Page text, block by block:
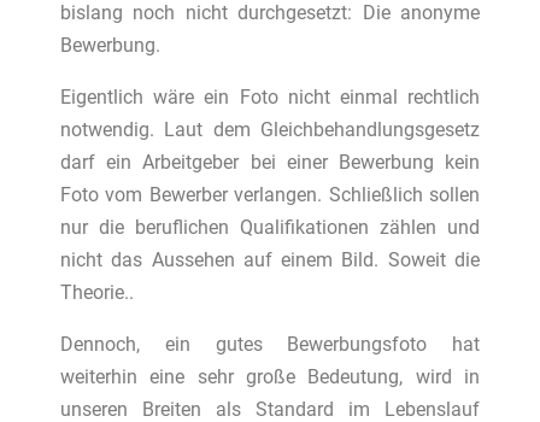
bislang noch nicht durchgesetzt: Die anonyme
Bewerbung.
Eigentlich wäre ein Foto nicht einmal rechtlich
notwendig. Laut dem Gleichbehandlungsgesetz
darf ein Arbeitgeber bei einer Bewerbung kein
Foto vom Bewerber verlangen. Schließlich sollen
nur die beruflichen Qualifikationen zählen und
nicht das Aussehen auf einem Bild. Soweit die
Theorie..
Dennoch, ein gutes Bewerbungsfoto hat
weiterhin eine sehr große Bedeutung, wird in
unseren Breiten als Standard im Lebenslauf